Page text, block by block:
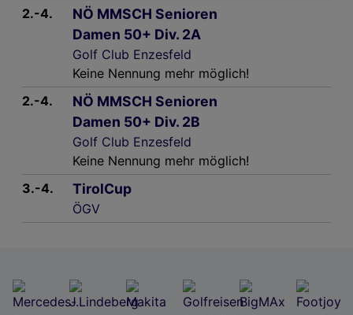
2.-4.
NÖ MMSCH Senioren
Damen 50+ Div. 2A
Golf Club Enzesfeld
Keine Nennung mehr möglich!
2.-4.
NÖ MMSCH Senioren
Damen 50+ Div. 2B
Golf Club Enzesfeld
Keine Nennung mehr möglich!
3.-4.
TirolCup
ÖGV